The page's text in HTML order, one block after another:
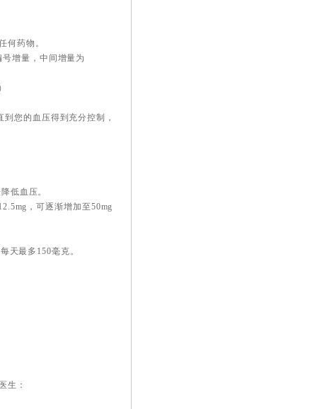
何药物。
增量，中间增量为
您的血压得到充分控制，
低血压。
，可逐渐增加至50mg
天最多150毫克。
生：